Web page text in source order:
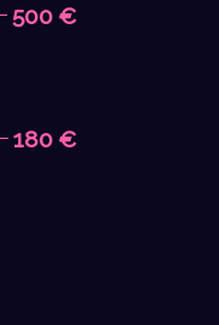
500 €
180 €